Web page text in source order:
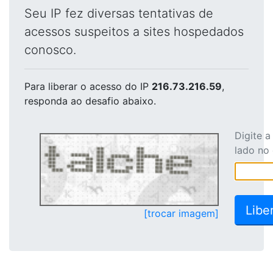
Seu IP fez diversas tentativas de
acessos suspeitos a sites hospedados
conosco.
Para liberar o acesso do IP 216.73.216.59,
responda ao desafio abaixo.
[trocar imagem]
Digite
lado no